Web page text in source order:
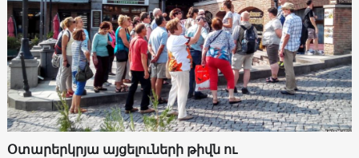
Օտարերկրյա այցելուների թիվն ու